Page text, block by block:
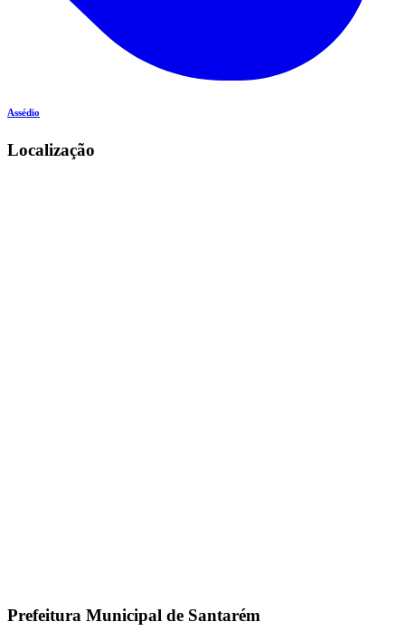
Assédio
Localização
Prefeitura Municipal de Santarém